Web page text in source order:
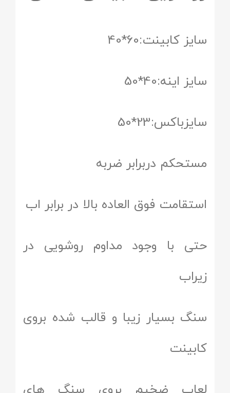
سایز کابینت:60*40
سایز اینه:40*50
سایزباکس:23*50
مستحکم دربرابر ضربه
استقامت فوق العاده بالا در برابر اب
حتی با وجود مداوم روشویی در
زیراب
سنگ بسیار زیبا و قالب شده بروی
کابینت